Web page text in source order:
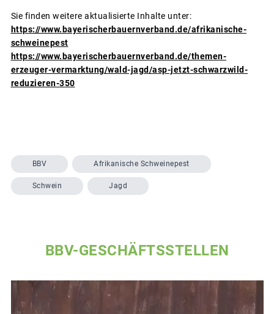
Sie finden weitere aktualisierte Inhalte unter:
https://www.bayerischerbauernverband.de/afrikanische-
schweinepest
https://www.bayerischerbauernverband.de/themen-
erzeuger-vermarktung/wald-jagd/asp-jetzt-schwarzwild-
reduzieren-350
BBV Afrikanische Schweinepest
Schwein Jagd
BBV-GESCHÄFTSSTELLEN